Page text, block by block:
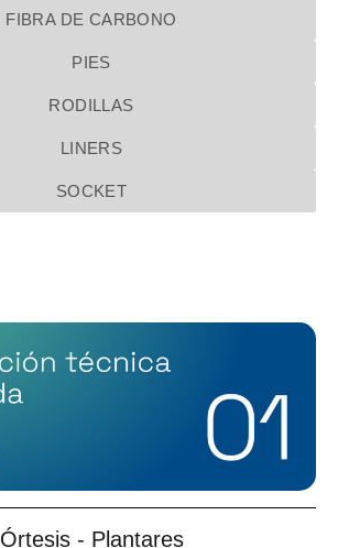
FIBRA DE CARBONO
PIES
RODILLAS
LINERS
SOCKET
Órtesis - Plantares